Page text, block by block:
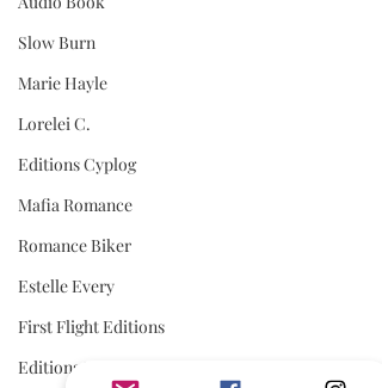
Slow Burn
Marie Hayle
Lorelei C.
Editions Cyplog
Mafia Romance
Romance Biker
Estelle Every
First Flight Editions
Editions Elixyria